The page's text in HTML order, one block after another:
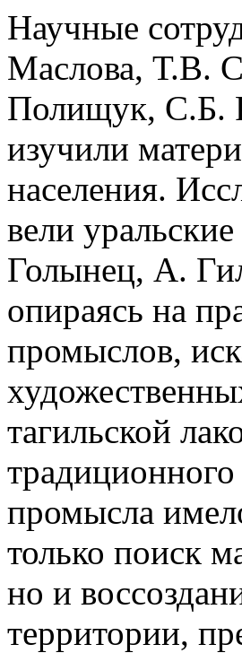
Научные
Маслова, Т.В.
Полищук, С.Б.
изучили
населения.
вели
Голынец, А.
опираясь на
промыслов,
тагильской
промысла
только поиск
но и
территории,